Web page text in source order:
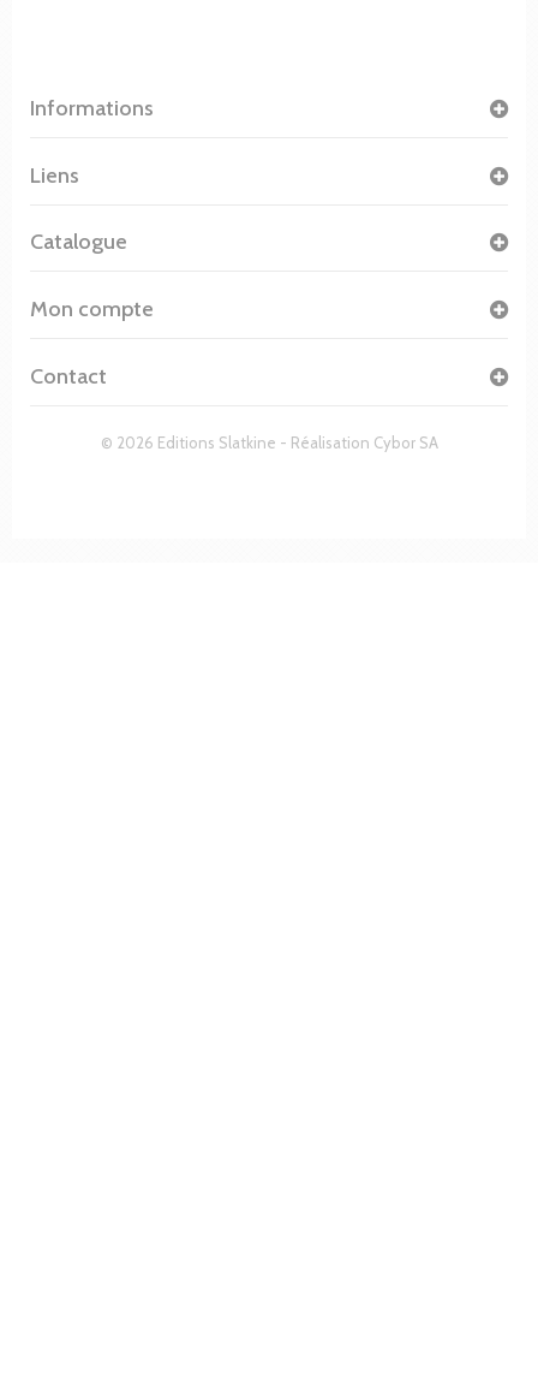
Informations
© 2026 Editions Slatkine - Réalisation Cybor SA
Liens
Catalogue
Mon compte
Contact